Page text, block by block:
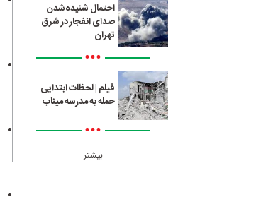
احتمال شنیده‌شدن
صدای انفجار در شرق
تهران
•••
فیلم | لحظات ابتدایی
حمله به مدرسه میناب
•••
بیشتر